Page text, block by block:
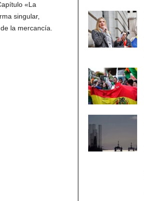
«La
singular,
la mercancía.